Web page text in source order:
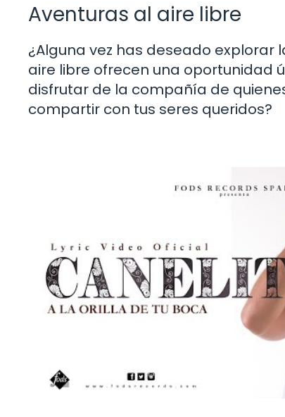
Aventuras al aire libre
¿Alguna vez has deseado explorar
aire libre ofrecen una oportunidad
disfrutar de la compañía de
compartir con tus seres queridos?